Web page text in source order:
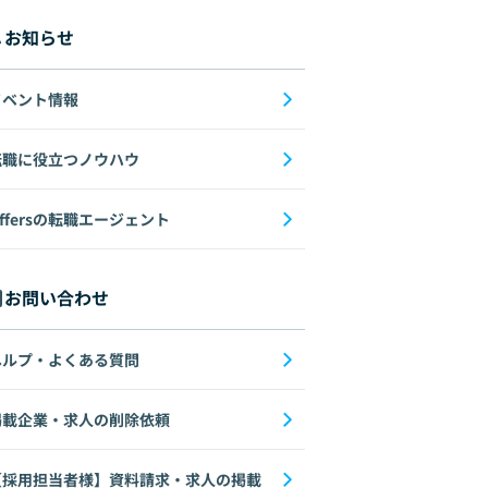
お知らせ
ント情報
に役立つノウハウ
の転職エージェント
お問い合わせ
プ・よくある質問
企業・求人の削除依頼
用担当者様】資料請求・求人の掲載